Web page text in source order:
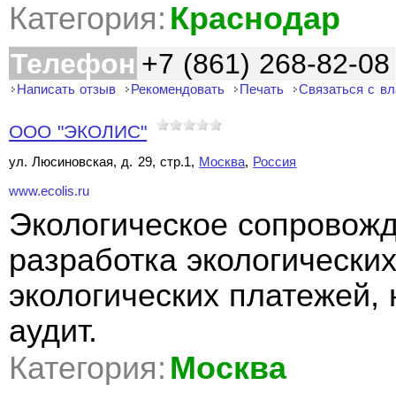
Категория: Краснодар
Телефон +7 (861) 268-82-08
Написать отзыв Рекомендовать Печать Связаться с
ООО "ЭКОЛИС"
ул. Люсиновская, д. 29, стр.1, Москва, Россия
www.ecolis.ru
Экологическое
разработка
экологических
аудит.
Категория: Москва